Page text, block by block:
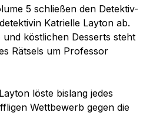
5 schließen den Detektiv-
Katrielle Layton ab.
köstlichen Desserts steht
Rätsels um Professor
löste bislang jedes
Wettbewerb gegen die